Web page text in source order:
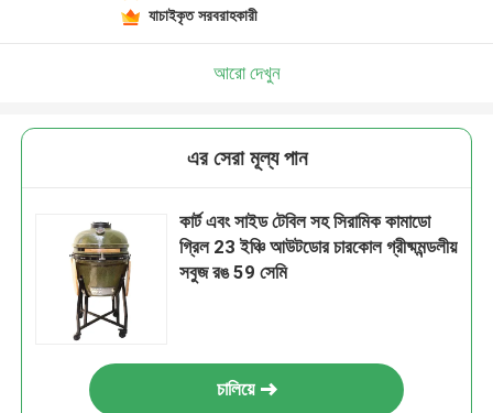
যাচাইকৃত সরবরাহকারী
আরো দেখুন
এর সেরা মূল্য পান
কার্ট এবং সাইড টেবিল সহ সিরামিক কামাডো
গ্রিল 23 ইঞ্চি আউটডোর চারকোল গ্রীষ্মমন্ডলীয়
সবুজ রঙ 59 সেমি
চালিয়ে